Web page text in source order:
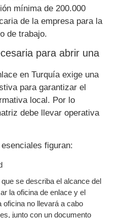
mínima de 200.000
de la empresa para la
de trabajo.
para abrir una
en Turquía exige una
para garantizar el
local. Por lo
debe llevar operativa
figuran:
se describa el alcance del
la oficina de enlace y el
no llevará a cabo
junto con un documento